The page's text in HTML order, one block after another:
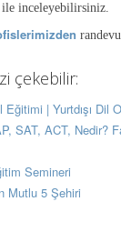
ile inceleyebilirsiniz.
çekebilir:
Eğitimi | Yurtdışı Dil
SAT, ACT, Nedir?
Semineri
Mutlu 5 Şehiri